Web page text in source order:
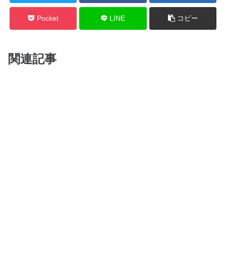
Pocket LINE コピー
関連記事